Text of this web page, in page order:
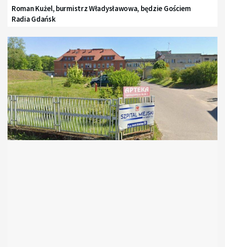
Roman Kużel, burmistrz Władysławowa, będzie Gościem
Radia Gdańsk